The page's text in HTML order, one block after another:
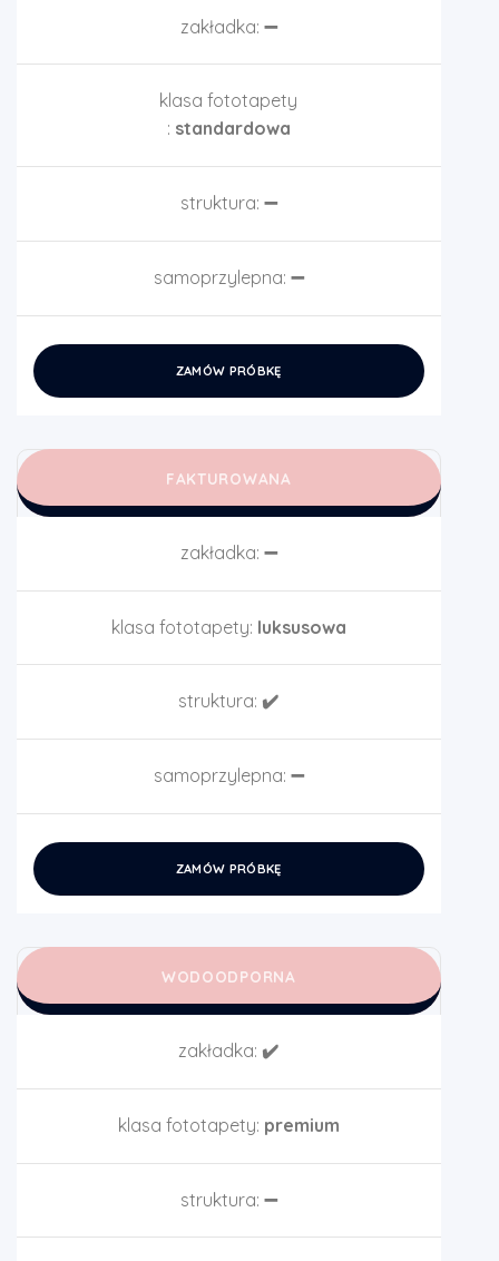
zakładka: ➖
klasa fototapety
: standardowa
struktura: ➖
samoprzylepna: ➖
ZAMÓW PRÓBKĘ
FAKTUROWANA
zakładka: ➖
klasa fototapety: luksusowa
struktura: ✔️
samoprzylepna: ➖
ZAMÓW PRÓBKĘ
WODOODPORNA
zakładka: ✔️
klasa fototapety: premium
struktura: ➖